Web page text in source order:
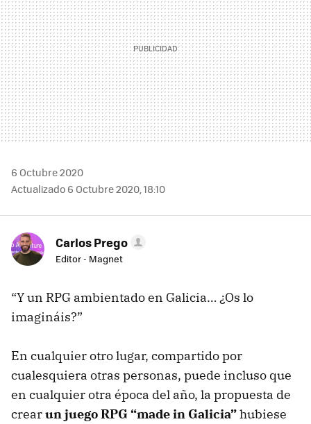
6 Octubre 2020
Actualizado 6 Octubre 2020, 18:10
Carlos Prego
Editor - Magnet
“Y un RPG ambientado en Galicia… ¿Os lo
imagináis?”
En cualquier otro lugar, compartido por
cualesquiera otras personas, puede incluso que
en cualquier otra época del año, la propuesta de
crearun juego RPG “made in Galicia”hubiese